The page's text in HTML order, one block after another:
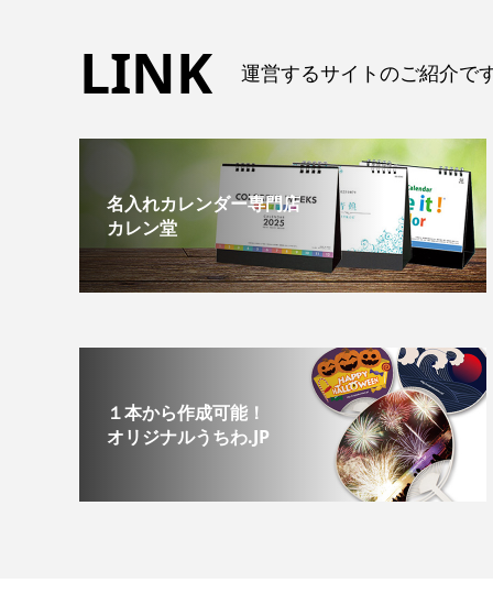
LINK 運営するサイトのご紹介で
名入れカレンダー専門店
カレン堂
１本から作成可能！
オリジナルうちわ.JP